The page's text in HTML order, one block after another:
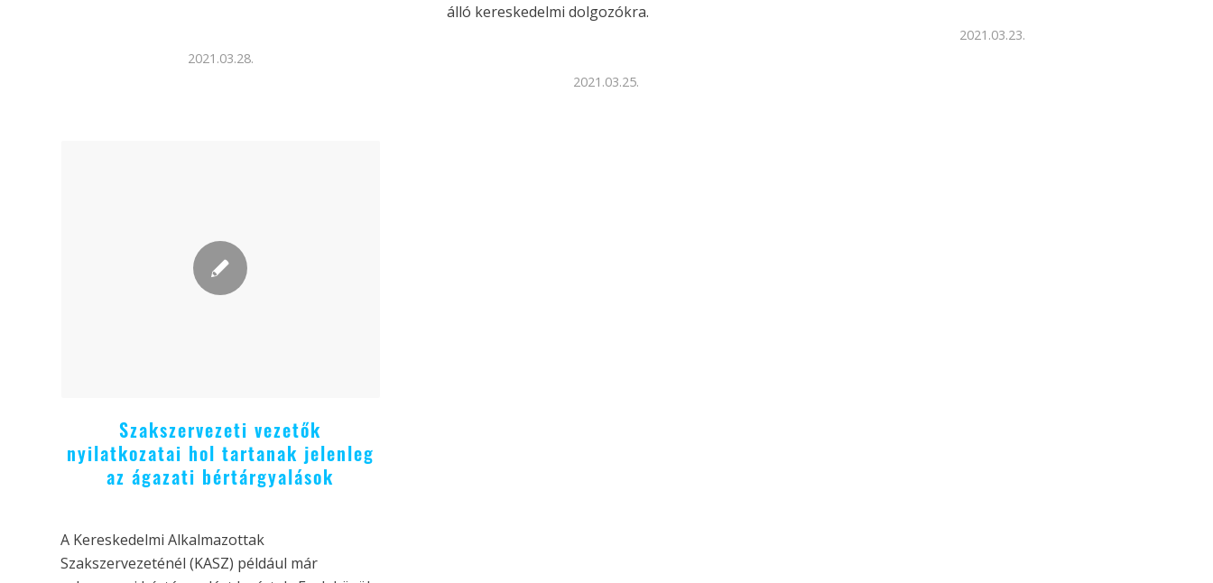
2021.03.28.
álló kereskedelmi dolgozókra.
2021.03.25.
2021.03.23.
Szakszervezeti vezetők
nyilatkozatai hol tartanak jelenleg
az ágazati bértárgyalások
A Kereskedelmi Alkalmazottak
Szakszervezeténél (KASZ) például már